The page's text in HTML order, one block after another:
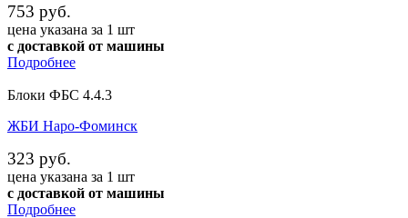
753 руб.
цена указана за 1 шт
с доставкой от машины
Подробнее
Блоки ФБС 4.4.3
ЖБИ Наро-Фоминск
323 руб.
цена указана за 1 шт
с доставкой от машины
Подробнее